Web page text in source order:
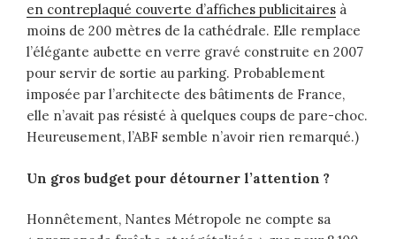
en contreplaqué couverte d’affiches publicitaires à
moins de 200 mètres de la cathédrale. Elle remplace
l’élégante aubette en verre gravé construite en 2007
pour servir de sortie au parking. Probablement
imposée par l’architecte des bâtiments de France,
elle n’avait pas résisté à quelques coups de pare-choc.
Heureusement, l’ABF semble n’avoir rien remarqué.)
Un gros budget pour détourner l’attention ?
Honnêtement, Nantes Métropole ne compte sa